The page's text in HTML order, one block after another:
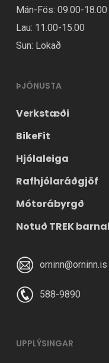
Mán-Fös: 09.00-18.00
Lau: 11.00-15.00
Sun: Lokað
ÞJÓNUSTA
Verkstæði
BikeFit
Hjólaleiga
Rafhjólaráðgjöf
Mótorábyrgð
Notuð TREK
orninn@orninn.is
588-9890
UPPLÝSINGAR